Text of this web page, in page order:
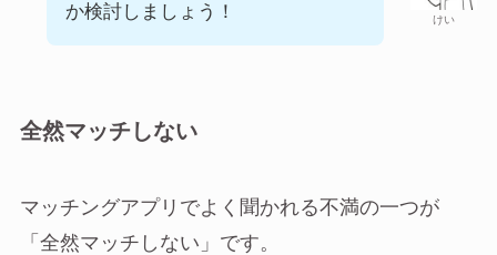
けい
か検討しましょう！
全然マッチしない
マッチングアプリでよく聞かれる不満の一つが
「全然マッチしない」です。